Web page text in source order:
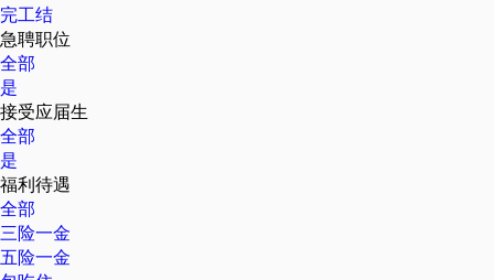
完工结
急聘职位
全部
是
接受应届生
全部
是
福利待遇
全部
三险一金
五险一金